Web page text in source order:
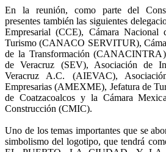
En la reunión, como parte del
presentes también las siguientes
Empresarial (CCE), Cámara Nacional
Turismo (CANACO SERVITUR),
de la Transformación
de Veracruz (SEV), Asociación de
Veracruz A.C. (AIEVAC),
Empresarias (AMEXME), Jefatura de
de Coatzacoalcos y la Cámara
Construcción (CMIC).
Uno de los temas importantes que se
simbolismo del logotipo, que tendrá